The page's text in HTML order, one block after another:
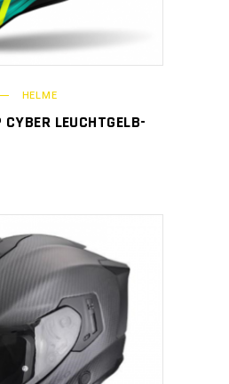
HELME
LEUCHTGELB-